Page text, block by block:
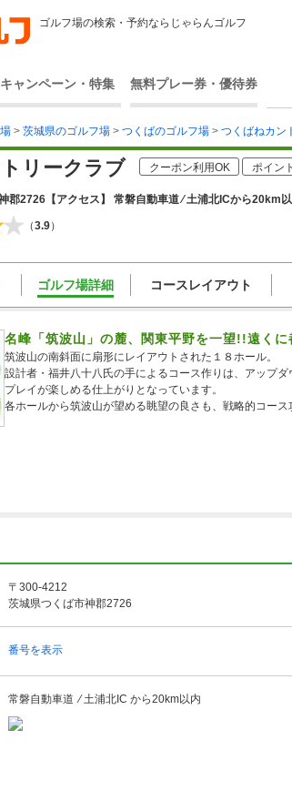
ゴルフ場の検索・予約ならじゃらんゴルフ
キャンペーン・特集 無料プレー券・優待券
> 茨城県のゴルフ場 > つくばのゴルフ場 > つくばねカン
リークラブ クーポン利用OK ポイン
郡2726 【アクセス】 常磐自動車道 ⁄ 土浦北ICから20km
（3.9）
ゴルフ場詳細 コースレイアウト
名峰「筑波山」の麓、関東平野を一望!!遠く
筑波山の南斜面に扇形にレイアウトされた１８ホール。
設計者・福井八十八氏の手によるコース作りは、アップダ
プレイが楽しめる仕上がりとなっています。
各ホールから筑波山が望める眺望の良さも、戦略的コー
〒300-4212
茨城県つくば市神郡2726
番号を表示
常磐自動車道 ⁄ 土浦北IC から20km以内